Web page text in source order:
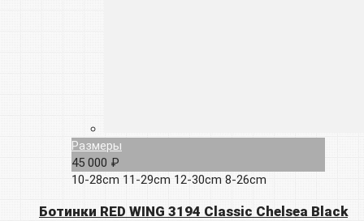
Размеры
45 000 ₽
10-28cm 11-29cm 12-30cm 8-26cm
Ботинки RED WING 3194 Classic Chelsea Black